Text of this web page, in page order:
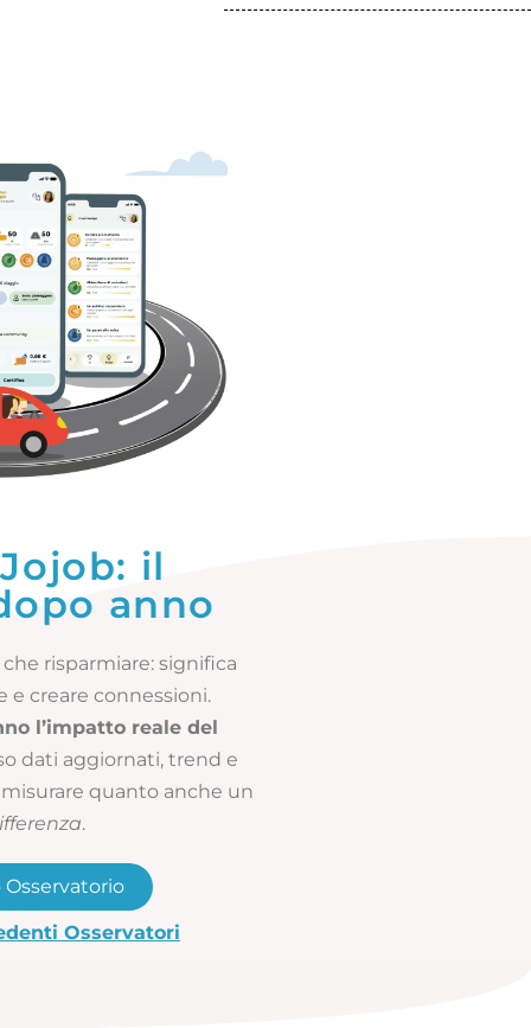
il
anno
risparmiare: significa
e creare connessioni.
l’impatto reale del
dati aggiornati, trend e
quanto anche un
.
Osservatori